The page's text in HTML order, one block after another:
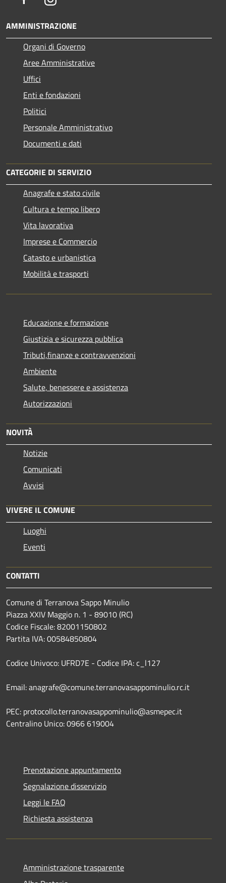
AMMINISTRAZIONE
Organi di Governo
Aree Amministrative
Uffici
Enti e fondazioni
Politici
Personale Amministrativo
Documenti e dati
CATEGORIE DI SERVIZIO
Anagrafe e stato civile
Cultura e tempo libero
Vita lavorativa
Imprese e Commercio
Catasto e urbanistica
Mobilità e trasporti
Educazione e formazione
Giustizia e sicurezza pubblica
Tributi,finanze e contravvenzioni
Ambiente
Salute, benessere e assistenza
Autorizzazioni
NOVITÀ
Notizie
Comunicati
Avvisi
VIVERE IL COMUNE
Luoghi
Eventi
CONTATTI
Comune di Terranova Sappo Minulio
Piazza XXIV Maggio n. 1 - 89010 (RC)
Codice Fiscale: 82001150802
Partita IVA: 00584850804
Codice Univoco: UFRD7E - Codice IPA: c_l127
Email: anagrafe@comune.terranovasappominulio.rc.it
PEC: protocollo.terranovasappominulio@asmepec.it
Centralino Unico: 0966 619004
Prenotazione appuntamento
Segnalazione disservizio
Leggi le FAQ
Richiesta assistenza
Amministrazione trasparente